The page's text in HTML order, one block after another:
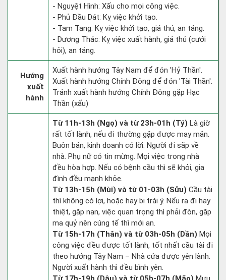
- Nguyệt Hình: Xấu cho mọi công việc.
- Phủ Đầu Dát: Kỵ việc khởi tạo.
- Tam Tang: Kỵ việc khởi tạo, giá thú, an táng.
- Dương Thác: Kỵ việc xuất hành, giá thú (cưới
hỏi), an táng.
Hướng
xuất
hành
Xuất hành hướng Tây Nam để đón 'Hỷ Thần'.
Xuất hành hướng Chính Đông để đón 'Tài Thần'.
Tránh xuất hành hướng Chính Đông gặp Hạc
Thần (xấu)
Từ 11h-13h (Ngọ) và từ 23h-01h (Tý) Là giờ
rất tốt lành, nếu đi thường gặp được may mắn.
Buôn bán, kinh doanh có lời. Người đi sắp về
nhà. Phụ nữ có tin mừng. Mọi việc trong nhà
đều hòa hợp. Nếu có bệnh cầu thì sẽ khỏi, gia
đình đều mạnh khỏe.
Từ 13h-15h (Mùi) và từ 01-03h (Sửu) Cầu tài
thì không có lợi, hoặc hay bị trái ý. Nếu ra đi hay
thiệt, gặp nạn, việc quan trọng thì phải đòn, gặp
ma quỷ nên cúng tế thì mới an.
Từ 15h-17h (Thân) và từ 03h-05h (Dần) Mọi
công việc đều được tốt lành, tốt nhất cầu tài đi
theo hướng Tây Nam – Nhà cửa được yên lành.
Người xuất hành thì đều bình yên.